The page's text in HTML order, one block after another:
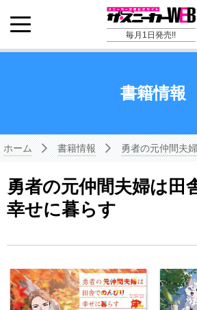
毎月1日発売!!
書籍情報
ホーム 書籍情報 勇者の元仲間夫
勇者の元仲間夫婦は田
幸せに暮らす